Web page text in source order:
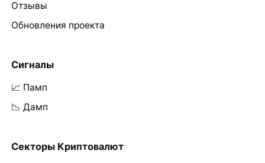
Отзывы
Обновления проекта
Сигналы
📈 Памп
📉 Дамп
Секторы Криптовалют